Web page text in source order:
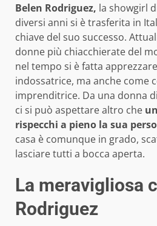
Belen Rodriguez, la showgirl
diversi anni si è trasferita in
chiave del suo successo.
donne più chiacchierate del
nel tempo si è fatta
indossatrice, ma anche come
imprenditrice. Da una donna
ci si può aspettare altro che
rispecchi a pieno la sua
casa è comunque in grado,
lasciare tutti a bocca aperta.
La meravigliosa
Rodriguez